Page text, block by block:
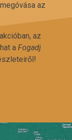
az
az
a Fogadj